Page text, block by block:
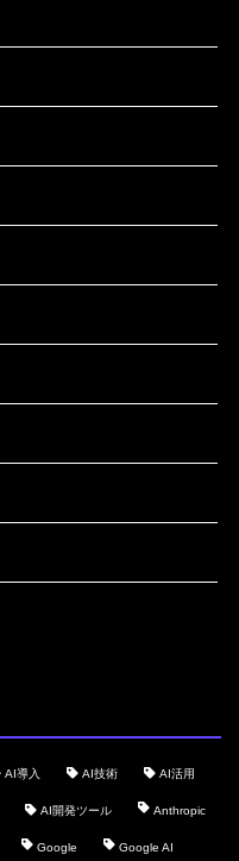
AI導入 AI技術 AI活用
AI開発ツール Anthropic
Google Google AI